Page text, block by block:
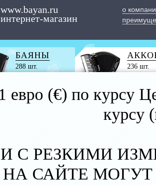
www.bayan.ru
интернет-магазин
о
БАЯНЫ
288 шт. 236 шт.
евро (€) по курсу
курсу
С РЕЗКИМИ
НА САЙТЕ